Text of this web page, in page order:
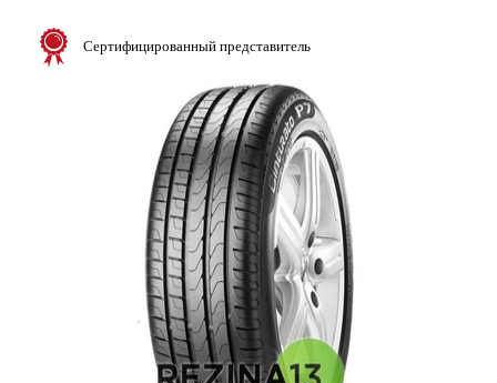
Сертифицированный представитель